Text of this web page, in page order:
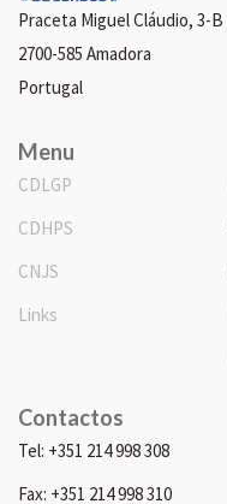
Praceta Miguel Cláudio, 3-B
2700-585 Amadora
Portugal
Menu
CDLGP
CDHPS
CNJS
Links
Contactos
Tel: +351 214 998 308
Fax: +351 214 998 310